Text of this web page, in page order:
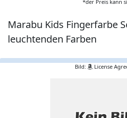
*der Preis kann
Marabu Kids Fingerfarbe
leuchtenden Farben
Bild: License